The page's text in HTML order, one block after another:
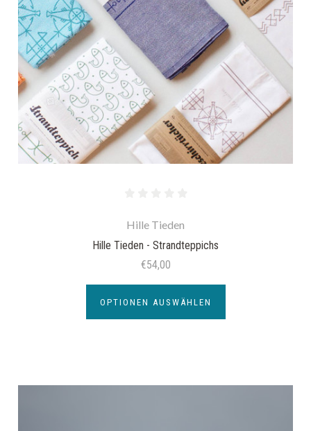
Hille Tieden
Hille Tieden - Strandteppichs
€54,00
OPTIONEN AUSWÄHLEN